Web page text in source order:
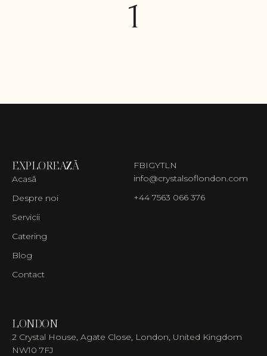
1
EXPLOREAZĂ
Acasă
Despre noi
Servicii
Catering
Blog
Contact
FBIGYTLN
info@crystalsoflondon.com
+44 7563 066 376
LONDON
2 Crystal House, Agate Close, London, United Kingdom
NW10 7FJ